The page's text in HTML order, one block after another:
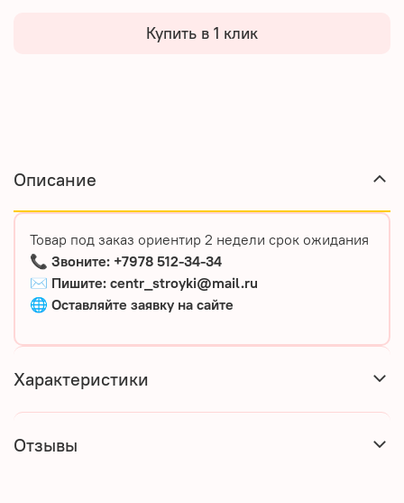
Купить в 1 клик
Описание
Товар под заказ ориентир 2 недели срок ожидания
📞 Звоните: +7978 512-34-34
✉️ Пишите: centr_stroyki@mail.ru
🌐 Оставляйте заявку на сайте
Характеристики
Отзывы